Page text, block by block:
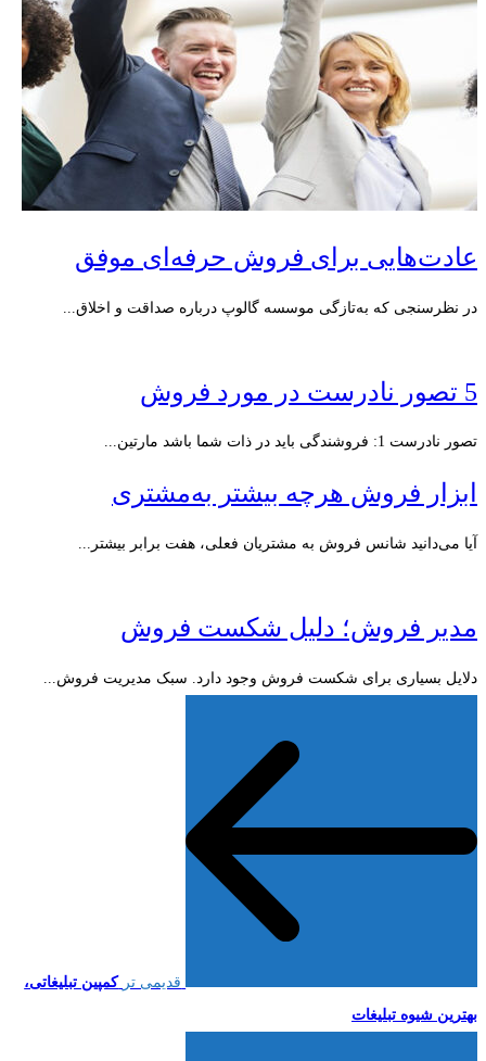
عادت‌هایی برای فروش حرفه‌ای موفق
در نظرسنجی که به‌تازگی موسسه گالوپ درباره صداقت و اخلاق...
5 تصور نادرست در مورد فروش
تصور نادرست 1: فروشندگی باید در ذات شما باشد مارتین...
ابزار فروش هرچه بیشتر به‌مشتری
آیا می‌دانید شانس فروش به مشتریان فعلی، هفت برابر بیشتر...
مدیر فروش؛ دلیل شکست فروش
دلایل بسیاری برای شکست فروش وجود دارد. سبک مدیریت فروش...
قدیمی تر کمپین تبلیغاتی،
بهترین شیوه تبلیغات